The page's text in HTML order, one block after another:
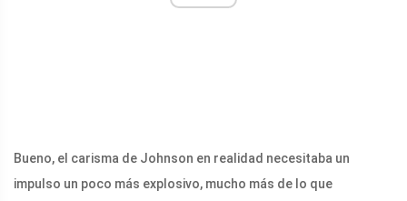
Bueno, el carisma de Johnson en realidad necesitaba un
impulso un poco más explosivo, mucho más de lo que